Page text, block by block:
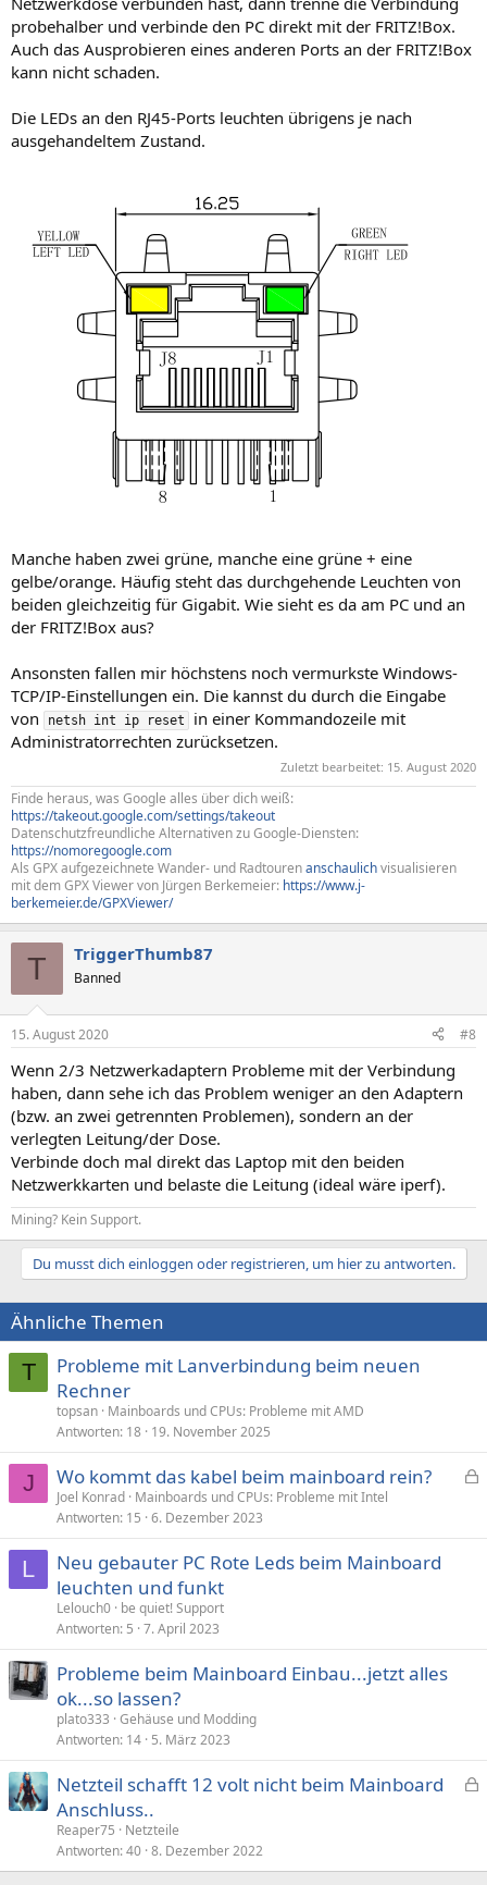
probehalber und verbinde den PC direkt mit der FRITZ!Box.
Auch das Ausprobieren eines anderen Ports an der FRITZ!Box
kann nicht schaden.
Die LEDs an den RJ45-Ports leuchten übrigens je nach
ausgehandeltem Zustand.
Manche haben zwei grüne, manche eine grüne + eine
gelbe/orange. Häufig steht das durchgehende Leuchten von
beiden gleichzeitig für Gigabit. Wie sieht es da am PC und an
der FRITZ!Box aus?
Ansonsten fallen mir höchstens noch vermurkste Windows-
TCP/IP-Einstellungen ein. Die kannst du durch die Eingabe
von
netsh int ip reset
in einer Kommandozeile mit
Administratorrechten zurücksetzen.
Zuletzt bearbeitet: 15. August 2020
Finde heraus, was Google alles über dich weiß:
https://takeout.google.com/settings/takeout
Datenschutzfreundliche Alternativen zu Google-Diensten:
https://nomoregoogle.com
Als GPX aufgezeichnete Wander- und Radtourenanschaulichvisualisieren
mit dem GPX Viewer von Jürgen Berkemeier: https://www.j-
berkemeier.de/GPXViewer/
T TriggerThumb87
Banned
15. August 2020 #8
Wenn 2/3 Netzwerkadaptern Probleme mit der Verbindung
haben, dann sehe ich das Problem weniger an den Adaptern
(bzw. an zwei getrennten Problemen), sondern an der
verlegten Leitung/der Dose.
Verbinde doch mal direkt das Laptop mit den beiden
Netzwerkkarten und belaste die Leitung (ideal wäre iperf).
Mining? Kein Support.
Du musst dich einloggen oder registrieren, um hier zu antworten.
Ähnliche Themen
T
Probleme mit Lanverbindung beim neuen
Rechner
topsan Mainboards und CPUs: Probleme mit AMD
Antworten 18 19. November 2025
J
p
Wo kommt das kabel beim mainboard rein?
Joel Konrad Mainboards und CPUs: Probleme mit Intel
Antworten 15 6. Dezember 2023
L
Neu gebauter PC Rote Leds beim Mainboard
leuchten und funkt
Lelouch0 be quiet! Support
Antworten 5 7. April 2023
Probleme beim Mainboard Einbau...jetzt alles
ok...so lassen?
plato333 Gehäuse und Modding
Antworten 14 5. März 2023
e
Netzteil schafft 12 volt nicht beim Mainboard
Anschluss..
Reaper75
Netzteile
Antworten 40 8. Dezember 2022